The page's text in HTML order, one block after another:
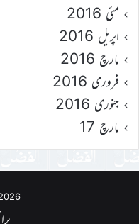
مئی 2016
اپریل 2016
مارچ 2016
فروری 2016
جنوری 2016
مارچ 17